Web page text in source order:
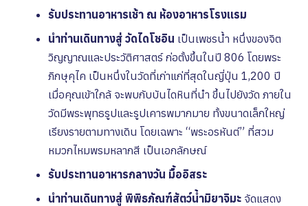
รับประทานอาหารเช้า ณ ห้องอาหารโรงเเรม
นำท่านเดินทางสู่ วัดไดโชอิน เป็นเพชรน้ำ หนึ่งของจิต
วิญญาณและประวัติศาสตร์ ก่อตั้งขึ้นในปี 806 โดยพระ
ภิกษุคุไค เป็นหนึ่งในวัดที่เก่าแก่ที่สุดในญี่ปุ่น 1,200 ปี
เมื่อคุณเข้าใกล้ จะพบกับบันไดหินที่นำ ขึ้นไปยังวัด ภายใน
วัดมีพระพุทธรูปและรูปเคารพมากมาย ทั้งขนาดเล็กใหญ่
เรียงรายตามทางเดิน โดยเฉพาะ “พระอรหันต์” ที่สวม
หมวกไหมพรมหลากสี เป็นเอกลักษณ์
รับประทานอาหารกลางวัน มื้ออิสระ
นำท่านเดินทางสู่ พิพิธภัณฑ์สัตว์น้ำมิยาจิมะ จัดแสดง